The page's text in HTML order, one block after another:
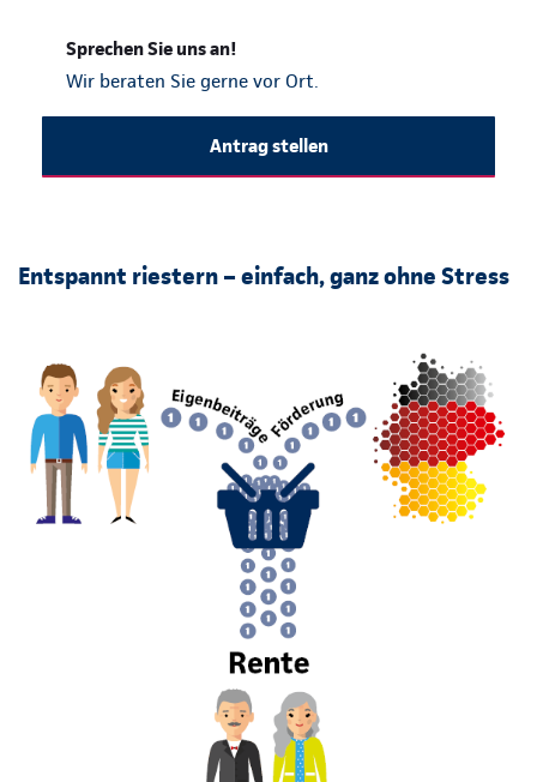
Sprechen Sie uns an!
Wir beraten Sie gerne vor Ort.
Antrag stellen
Entspannt riestern – einfach, ganz ohne Stress